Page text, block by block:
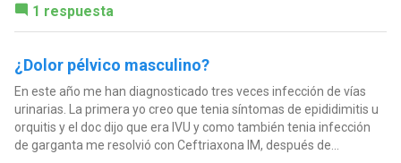
1 respuesta
¿Dolor pélvico masculino?
En este año me han diagnosticado tres veces infección de vías
urinarias. La primera yo creo que tenia síntomas de epididimitis u
orquitis y el doc dijo que era IVU y como también tenia infección
de garganta me resolvió con Ceftriaxona IM, después de...